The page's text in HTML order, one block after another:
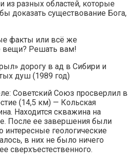
разных областей, которые
доказать существование Бога,
факты или всё же
Решать вам!
дорогу в ад в Сибири и
душ (1989 год)
Советский Союз просверлил в
(14,5 км) — Кольская
Находится скважина на
После ее завершения были
геологические
в них не было ничего
сверхъестественного.